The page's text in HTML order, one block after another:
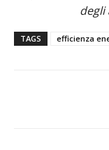
degli
TAGS efficienza